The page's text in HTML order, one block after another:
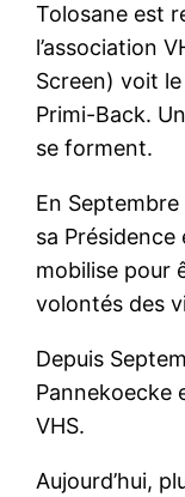
Tolosane est
l’association
Screen) voit
Primi-Back.
se forment.
En
sa Présidence
mobilise pour
volontés des
Depuis
Pannekoecke
VHS.
Aujourd’hui,